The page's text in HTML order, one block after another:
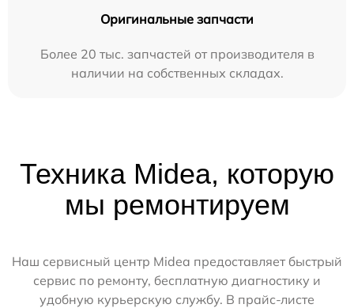
Оригинальные запчасти
Более 20 тыс. запчастей от производителя в
наличии на собственных складах.
Техника Midea, которую
мы ремонтируем
Наш сервисный центр Midea предоставляет быстрый
сервис по ремонту, бесплатную диагностику и
удобную курьерскую службу. В прайс-листе